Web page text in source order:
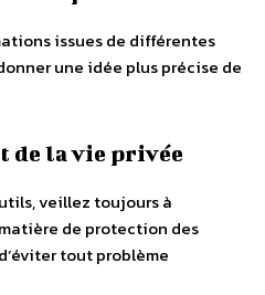
issues de différentes
une idée plus précise de
de la vie privée
veillez toujours à
de protection des
tout problème